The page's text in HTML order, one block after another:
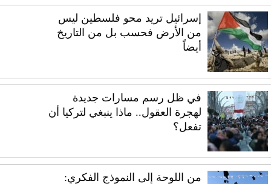
إسرائيل تريد محو فلسطين ليس
من الأرض فحسب بل من التاريخ
أيضاً
في ظل رسم مسارات جديدة
لهجرة العقول.. ماذا ينبغي لتركيا أن
تفعل؟
من اللوحة إلى النموذج الفكري: